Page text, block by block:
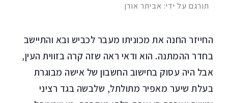
תורגם על ידי: אביתר אורן
החייזר החנה את מכוניתו מעבר לכביש ובא והתיישב
בחדר ההמתנה. הוא ודאי ראה שזה קרה בזווית העין,
אבל היה עסוק בחישוב החשבון של אישה מבוגרת
בעלת שיער מאפיר מתולתל, שלבשה בגד רציני